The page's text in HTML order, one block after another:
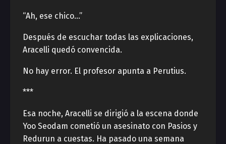
“Ah, ese chico…”
Después de escuchar todas las explicaciones,
Aracelli quedó convencida.
No hay error. El profesor apunta a Perutius.
***
Esa noche, Aracelli se dirigió a la escena donde
Yoo Seodam cometió un asesinato con Pasios y
Redurun a cuestas. Ha pasado una semana